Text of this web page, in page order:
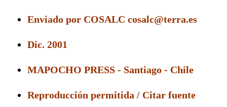
Enviado por COSALC cosalc@terra.es
Dic. 2001
MAPOCHO PRESS - Santiago - Chile
Reproducción permitida / Citar fuente